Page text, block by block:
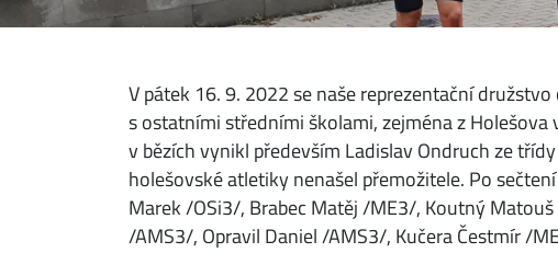
V pátek 16. 9. 2022 se naše reprezentační
s ostatními středními školami, zejména z
v bězích vynikl především Ladislav Ondruch ze
holešovské atletiky nenašel přemožitele. Po
Marek /OSi3/, Brabec Matěj /ME3/, Koutný
/AMS3/, Opravil Daniel /AMS3/, Kučera Čestmír /